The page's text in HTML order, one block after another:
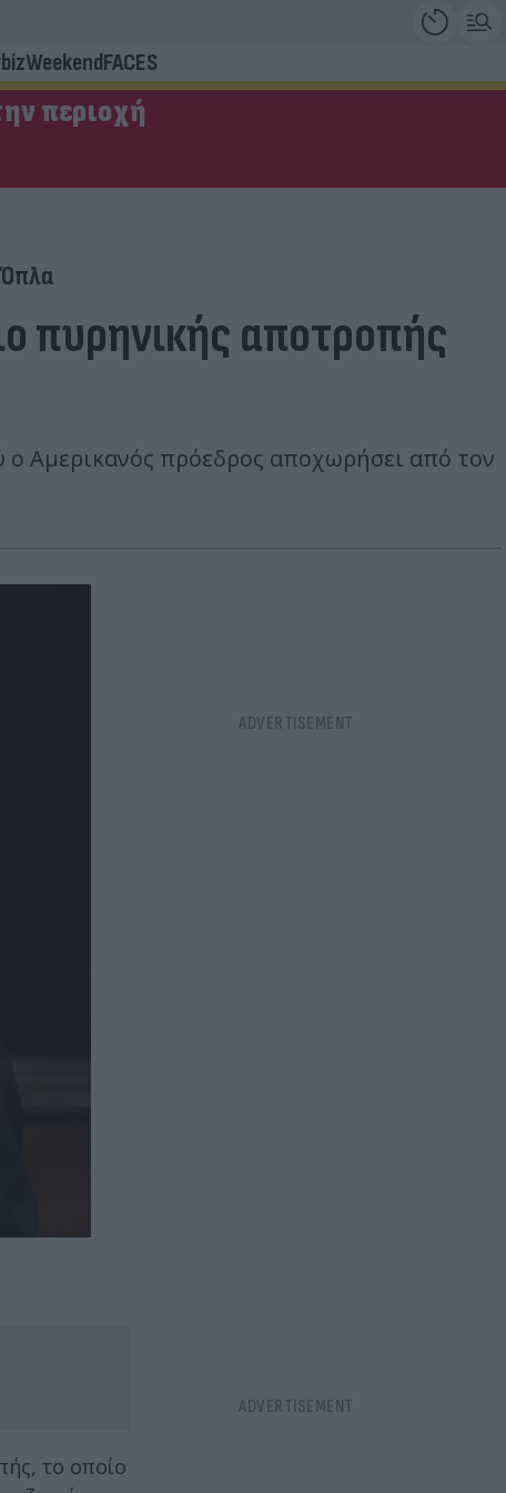
WeekendFACES
περιοχή
πυρηνικής αποτροπής
Αμερικανός πρόεδρος αποχωρήσει από τον
το οποίο